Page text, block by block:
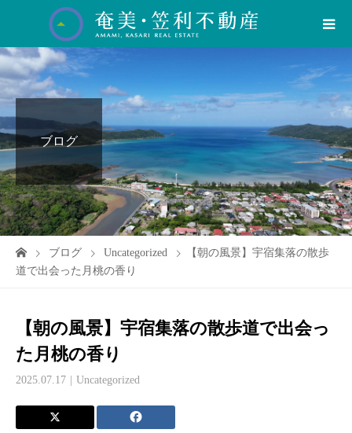
ブログ
ブログ Uncategorized
【朝の風景】宇宿集落の散歩
道で出会った月桃の香り
【朝の風景】宇宿集落の散歩道で出会っ
た月桃の香り
2025.07.17 Uncategorized